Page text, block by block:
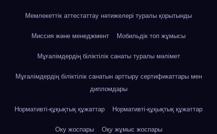
Мемлекеттік аттестаттау нәтижелері туралы қорытынды
Миссия және менеджмент Мобильдік топ жұмысы
Мұғалімдердің біліктілік санаты туралы мәлімет
Мұғалімдердің біліктілік санатын арттыру сертификаттары мен
дипломдары
Нормативті-құқықтық құжаттар Нормативті-құқықтық құжаттар
Оку жоспары Оқу жұмыс жоспары